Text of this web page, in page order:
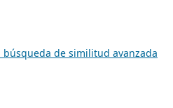
de similitud avanzada